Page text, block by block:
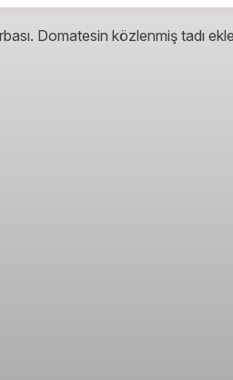
Domatesin közlenmiş tadı